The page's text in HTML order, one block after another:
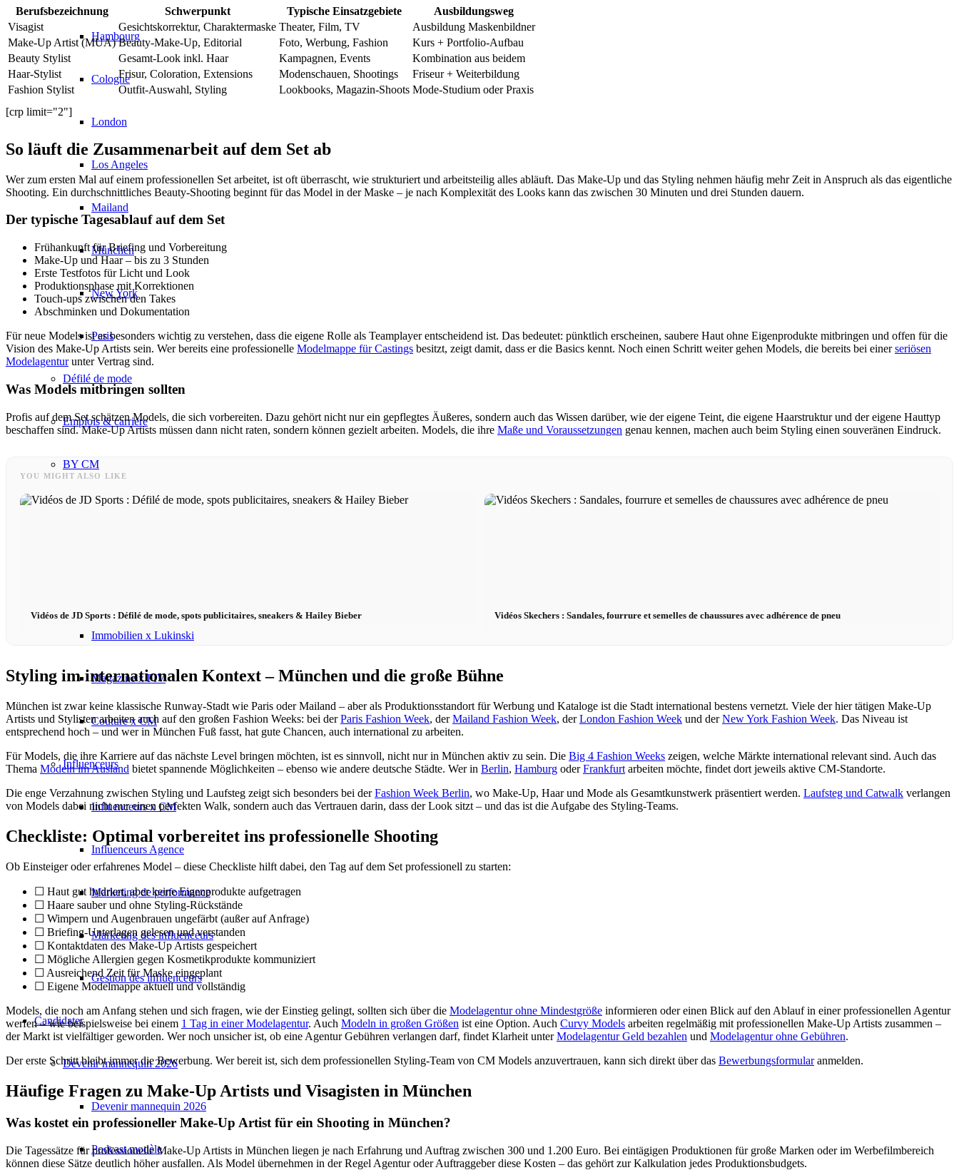
Hambourg
Cologne
London
Los Angeles
Mailand
München
New York
Paris
Défilé de mode
Emplois & carrière
BY CM
Influenceurs x CM
Immobilien x Lukinski
Magazine x FIV
Couture x CM
Influenceurs
Influenceurs x CM
Influenceurs Agence
Marketing de performance
Marketing des influenceurs
Gestion des influenceurs
Candidater
Devenir mannequin 2026
Devenir mannequin 2026
Podcast modèle
Berufsbezeichnung Schwerpunkt Typische Einsatzgebiete
Ausbildungsweg
Visagist
Gesichtskorrektur, Charaktermaske Theater, Film, TV
Ausbildung Maskenbildner
Make-Up Artist (MUA) Beauty-Make-Up, Editorial Foto, Werbung, Fashion
Kurs + Portfolio-Aufbau
Beauty Stylist
Gesamt-Look inkl. Haar Kampagnen, Events
Kombination aus beidem
Haar-Stylist
Frisur, Coloration, Extensions Modenschauen, Shootings
Friseur + Weiterbildung
Fashion Stylist
Outfit-Auswahl, Styling Lookbooks, Magazin-Shoots Mode-Studium oder Praxis
[crp limit="2"]
So läuft die Zusammenarbeit auf dem Set ab
Wer zum ersten Mal auf einem professionellen Set arbeitet, ist oft überrascht, wie strukturiert und arbeitsteilig alles abläuft. Das Make-Up und das Styling nehmen häufig mehr Zeit in Anspruch als das eigentliche
Shooting. Ein durchschnittliches Beauty-Shooting beginnt für das Model in der Maske – je nach Komplexität des Looks kann das zwischen 30 Minuten und drei Stunden dauern.
Der typische Tagesablauf auf dem Set
Frühankunft für Briefing und Vorbereitung
Make-Up und Haar – bis zu 3 Stunden
Erste Testfotos für Licht und Look
Produktionsphase mit Korrektionen
Touch-ups zwischen den Takes
Abschminken und Dokumentation
Für neue Models ist es besonders wichtig zu verstehen, dass die eigene Rolle als Teamplayer entscheidend ist. Das bedeutet: pünktlich erscheinen, saubere Haut ohne Eigenprodukte mitbringen und offen für die
Vision des Make-Up Artists sein. Wer bereits eine professionelle Modelmappe für Castings besitzt, zeigt damit, dass er die Basics kennt. Noch einen Schritt weiter gehen Models, die bereits bei einerseriösen
Modelagenturunter Vertrag sind.
Was Models mitbringen sollten
Profis auf dem Set schätzen Models, die sich vorbereiten. Dazu gehört nicht nur ein gepflegtes Äußeres, sondern auch das Wissen darüber, wie der eigene Teint, die eigene Haarstruktur und der eigene Hauttyp
beschaffen sind. Make-Up Artists müssen dann nicht raten, sondern können gezielt arbeiten. Models, die ihre Maße und Voraussetzungen genau kennen, machen auch beim Styling einen souveränen Eindruck.
YOU MIGHT ALSO LIKE
Vidéos de JD Sports : Défilé de mode, spots publicitaires, sneakers & Hailey Bieber Vidéos Skechers : Sandales, fourrure et semelles de chaussures avec adhérence de pneu
Styling im internationalen Kontext – München und die große Bühne
München ist zwar keine klassische Runway-Stadt wie Paris oder Mailand – aber als Produktionsstandort für Werbung und Kataloge ist die Stadt international bestens vernetzt. Viele der hier tätigen Make-Up
Artists und Stylisten arbeiten auch auf den großen Fashion Weeks: bei derParis Fashion Week, derMailand Fashion Week, derLondon Fashion Week und derNew York Fashion Week. Das Niveau ist
entsprechend hoch – und wer in München Fuß fasst, hat gute Chancen, auch international zu arbeiten.
Für Models, die ihre Karriere auf das nächste Level bringen möchten, ist es sinnvoll, nicht nur in München aktiv zu sein. Die Big 4 Fashion Weeks zeigen, welche Märkte international relevant sind. Auch das
Thema Modeln im Ausland bietet spannende Möglichkeiten – ebenso wie andere deutsche Städte. Wer in Berlin, Hamburg oderFrankfurt arbeiten möchte, findet dort jeweils aktive CM-Standorte.
Die enge Verzahnung zwischen Styling und Laufsteg zeigt sich besonders bei derFashion Week Berlin, wo Make-Up, Haar und Mode als Gesamtkunstwerk präsentiert werden. Laufsteg und Catwalk verlangen
von Models dabei nicht nur einen perfekten Walk, sondern auch das Vertrauen darin, dass der Look sitzt – und das ist die Aufgabe des Styling-Teams.
Checkliste: Optimal vorbereitet ins professionelle Shooting
Ob Einsteiger oder erfahrenes Model – diese Checkliste hilft dabei, den Tag auf dem Set professionell zu starten:
☐ Haut gut hydriert, aber keine Eigenprodukte aufgetragen
☐ Haare sauber und ohne Styling-Rückstände
☐ Wimpern und Augenbrauen ungefärbt (außer auf Anfrage)
☐ Briefing-Unterlagen gelesen und verstanden
☐ Kontaktdaten des Make-Up Artists gespeichert
☐ Mögliche Allergien gegen Kosmetikprodukte kommuniziert
☐ Ausreichend Zeit für Maske eingeplant
☐ Eigene Modelmappe aktuell und vollständig
Models, die noch am Anfang stehen und sich fragen, wie der Einstieg gelingt, sollten sich über die Modelagentur ohne Mindestgröße informieren oder einen Blick auf den Ablauf in einer professionellen Agentur
werfen – wie beispielsweise bei einem 1 Tag in einer Modelagentur. Auch Modeln in großen Größen ist eine Option. Auch Curvy Models arbeiten regelmäßig mit professionellen Make-Up Artists zusammen –
der Markt ist vielfältiger geworden. Wer noch unsicher ist, ob eine Agentur Gebühren verlangen darf, findet Klarheit unterModelagentur Geld bezahlen und Modelagentur ohne Gebühren.
Der erste Schritt bleibt immer die Bewerbung. Wer bereit ist, sich dem professionellen Styling-Team von CM Models anzuvertrauen, kann sich direkt über das Bewerbungsformularanmelden.
Häufige Fragen zu Make-Up Artists und Visagisten in München
Was kostet ein professioneller Make-Up Artist für ein Shooting in München?
Die Tagessätze für professionelle Make-Up Artists in München liegen je nach Erfahrung und Auftrag zwischen 300 und 1.200 Euro. Bei eintägigen Produktionen für große Marken oder im Werbefilmbereich
können diese Sätze deutlich höher ausfallen. Als Model übernehmen in der Regel Agentur oder Auftraggeber diese Kosten – das gehört zur Kalkulation jedes Produktionsbudgets.